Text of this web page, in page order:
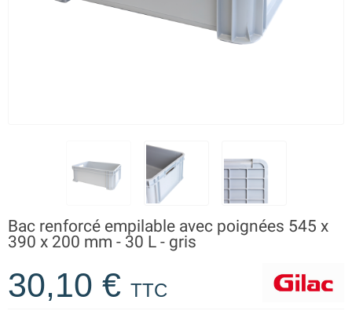
Bac renforcé empilable avec poignées 545 x
390 x 200 mm - 30 L - gris
30,10 € TTC